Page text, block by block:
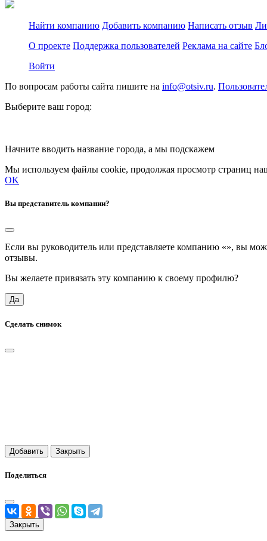
Найти компанию Добавить компанию Написать отзыв
О проекте Поддержка пользователей Реклама на сайте
Войти
По вопросам работы сайта пишите на info@otsiv.ru.
Выберите ваш город:
Начните вводить название города, а мы подскажем
Мы используем файлы cookie, продолжая просмотр страниц
OK
Вы представитель компании?
Если вы руководитель или представляете компанию «», вы
отзывы.
Вы желаете привязать эту компанию к своему профилю?
Да
Сделать снимок
Добавить Закрыть
Поделиться
Закрыть